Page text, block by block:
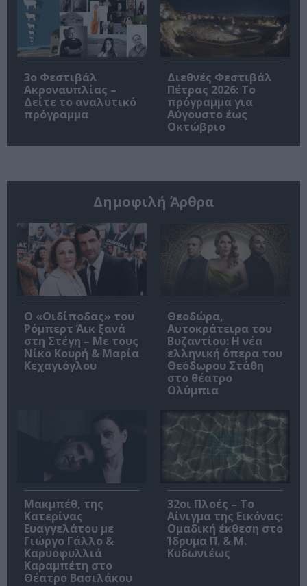
3ο Φεστιβάλ
Ακροναυπλίας –
Δείτε το αναλυτικό
πρόγραμμα
Διεθνές Φεστιβάλ
Πέτρας 2026: Το
πρόγραμμα για
Αύγουστο έως
Οκτώβριο
Δημοφιλή Άρθρα
O «Οιδίποδας» του
Ρόμπερτ Άικ ξανά
στη Στέγη – Με τους
Νίκο Κουρή & Μαρία
Κεχαγιόγλου
Θεοδώρα,
Αυτοκράτειρα του
Βυζαντίου: Η νέα
ελληνική όπερα του
Θεόδωρου Στάθη
στο θέατρο
Ολύμπια
Μακμπέθ, της
Κατερίνας
Ευαγγελάτου με
Γιώργο Γάλλο &
Καρυοφυλλιά
Καραμπέτη στο
Θέατρο Βασιλάκου
32οι Πλοές – Το
Αίνιγμα της Εικόνας:
Ομαδική έκθεση στο
Ίδρυμα Π. & Μ.
Κυδωνιέως